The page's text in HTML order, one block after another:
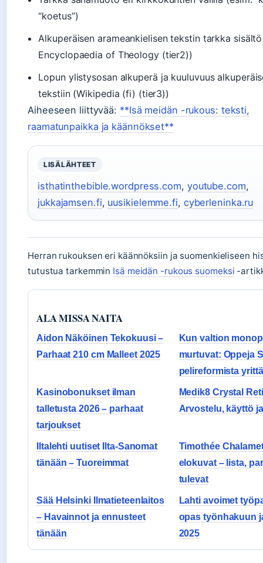
“koetus”)
Alkuperäisen arameankielisen tekstin tarkka
Encyclopaedia of Theology (tier2))
Lopun ylistysosan alkuperä ja kuuluvuus
tekstiin (Wikipedia (fi) (tier3))
Aiheeseen liittyvää: **Isä meidän -rukous: teksti,
raamatunpaikka ja käännökset**
LISÄLÄHTEET
isthatinthebible.wordpress.com, youtube.com,
jukkajamsen.fi, uusikielemme.fi, cyberleninka.ru
Herran rukouksen eri käännöksiin ja suomenkieliseen
tutustua tarkemmin Isä meidän -rukous suomeksi -
ALA MISSA NAITA
Aidon Näköinen Tekokuusi –
Parhaat 210 cm Malleet 2025
Kun valtion
murtuvat: Oppeja
pelireformista
Kasinobonukset ilman
talletusta 2026 – parhaat
tarjoukset
Medik8 Crystal
Arvostelu, käyttö
Iltalehti uutiset Ilta-Sanomat
tänään – Tuoreimmat
Timothée
elokuvat – lista,
tulevat
Sää Helsinki Ilmatieteenlaitos
– Havainnot ja ennusteet
tänään
Lahti avoimet
opas työnhakuun
2025